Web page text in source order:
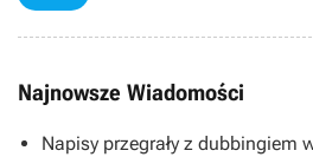
Najnowsze Wiadomości
Napisy przegrały z dubbingiem